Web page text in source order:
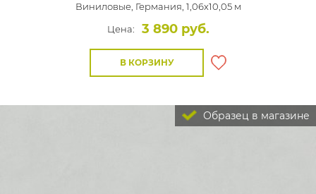
Виниловые, Германия, 1,06x10,05 м
Цена:
3 890 руб.
В КОРЗИНУ
Образец в магазине